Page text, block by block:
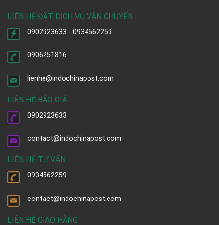
LIÊN HỆ ĐẶT DỊCH VỤ VẬN CHUYỂN
0902923633 - 0934562259
0906251816
lienhe@indochinapost.com
LIÊN HỆ BÁO GIÁ
0902923633
contact@indochinapost.com
LIÊN HỆ TƯ VẤN
0934562259
contact@indochinapost.com
LIÊN HỆ GIAO HÀNG